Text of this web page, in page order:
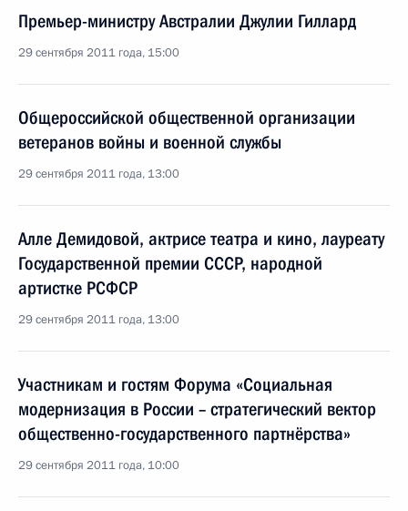
Премьер-министру Австралии Джулии Гиллард
29 сентября 2011 года, 15:00
Общероссийской общественной организации
ветеранов войны и военной службы
29 сентября 2011 года, 13:00
Алле Демидовой, актрисе театра и кино, лауреату
Государственной премии СССР, народной
артистке РСФСР
29 сентября 2011 года, 13:00
Участникам и гостям Форума «Социальная
модернизация в России – стратегический вектор
общественно-государственного партнёрства»
29 сентября 2011 года, 10:00